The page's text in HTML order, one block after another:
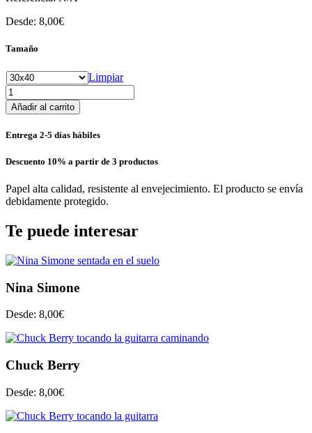
Desde: 8,00€
Tamaño
Limpiar
John
Wick:
Chapter
cantidad
Añadir al carrito
Entrega 2-5 días hábiles
Descuento 10% a partir de 3 productos
Papel alta calidad, resistente al envejecimiento. El producto se envía
debidamente protegido.
Te puede interesar
Nina Simone
Desde: 8,00€
Chuck Berry
Desde: 8,00€